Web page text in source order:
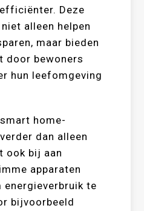
Deze
alleen helpen
maar bieden
door bewoners
hun leefomgeving
home-
dan alleen
ook bij aan
apparaten
energieverbruik te
bijvoorbeeld